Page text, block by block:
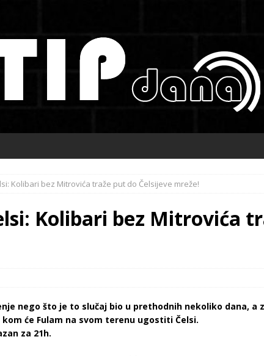
Kolibari bez Mitrovića traže put do Čelsijeve mreže!
Kolibari bez Mitrovića
nego što je to slučaj bio u prethodnih nekoliko dana,
će Fulam na svom terenu ugostiti Čelsi.
za 21h.